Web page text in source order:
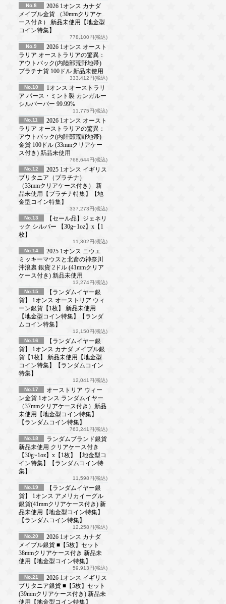
No.8
2026 1オンス カナダ
メイプル金貨 （30mmクリアケ
ース付き） 新品未使用【地金型
コイン特集】
778,100円(税込)
No.9
2026 1オンス オースト
ラリア オーストラリアの驚異：
アウトバック(内陸部荒野地帯)
プラチナ貨 100ドル 新品未使用
333,412円(税込)
No.10
1オンス オーストラリ
ア パース・ミント製 カンガルー
シルバーバー 99.99%
11,775円(税込)
No.11
2026 1オンス オースト
ラリア オーストラリアの驚異：
アウトバック(内陸部荒野地帯)
金貨 100ドル (33mmクリアケー
ス付き) 新品未使用
768,644円(税込)
No.12
2025 1オンス イギリス
ブリタニア（プラチナ）
（33mmクリアケース付き） 新
品未使用【プラチナ特集】【地
金型コイン特集】
337,273円(税込)
No.13
【セール品】ジェネリ
ック シルバー 【30g~1oz】x【1
枚】
11,302円(税込)
No.14
2025 1オンス ニウエ
ミッキーマウスと北斎の神奈川
沖浪裏 銀貨 2ドル (41mmクリア
ケース付き) 新品未使用
13,274円(税込)
No.15
【ランダムイヤー銀
貨】 1オンス オーストリア ウィ
ーン銀貨【1枚】 新品未使用
【地金型コイン特集】【ランダ
ムコイン特集】
12,150円(税込)
No.16
【ランダムイヤー銀
貨】 1オンス カナダ メイプル銀
貨【1枚】 新品未使用【地金型
コイン特集】【ランダムコイン
特集】
12,041円(税込)
No.17
オーストリア ウィー
ン金貨 1オンス ランダムイヤー
（37mmクリアケース付き）新品
未使用【地金型コイン特集】
【ランダムコイン特集】
763,241円(税込)
No.18
ランダムブランド銀貨
新品未使用 クリアケース付き
【30g~1oz】x【1枚】【地金型コ
イン特集】【ランダムコイン特
集】
11,598円(税込)
No.19
【ランダムイヤー銀
貨】 1オンス アメリカイーグル
銀貨(41mmクリアケース付き) 新
品未使用【地金型コイン特集】
【ランダムコイン特集】
12,258円(税込)
No.20
2026 1オンス カナダ
メイプル銀貨 ■【5枚】セット
38mmクリアケース付き 新品未
使用【地金型コイン特集】
59,913円(税込)
No.21
2026 1オンス イギリス
ブリタニア銀貨 ■【5枚】セット
(39mmクリアケース付き) 新品未
使用【地金型コイン特集】